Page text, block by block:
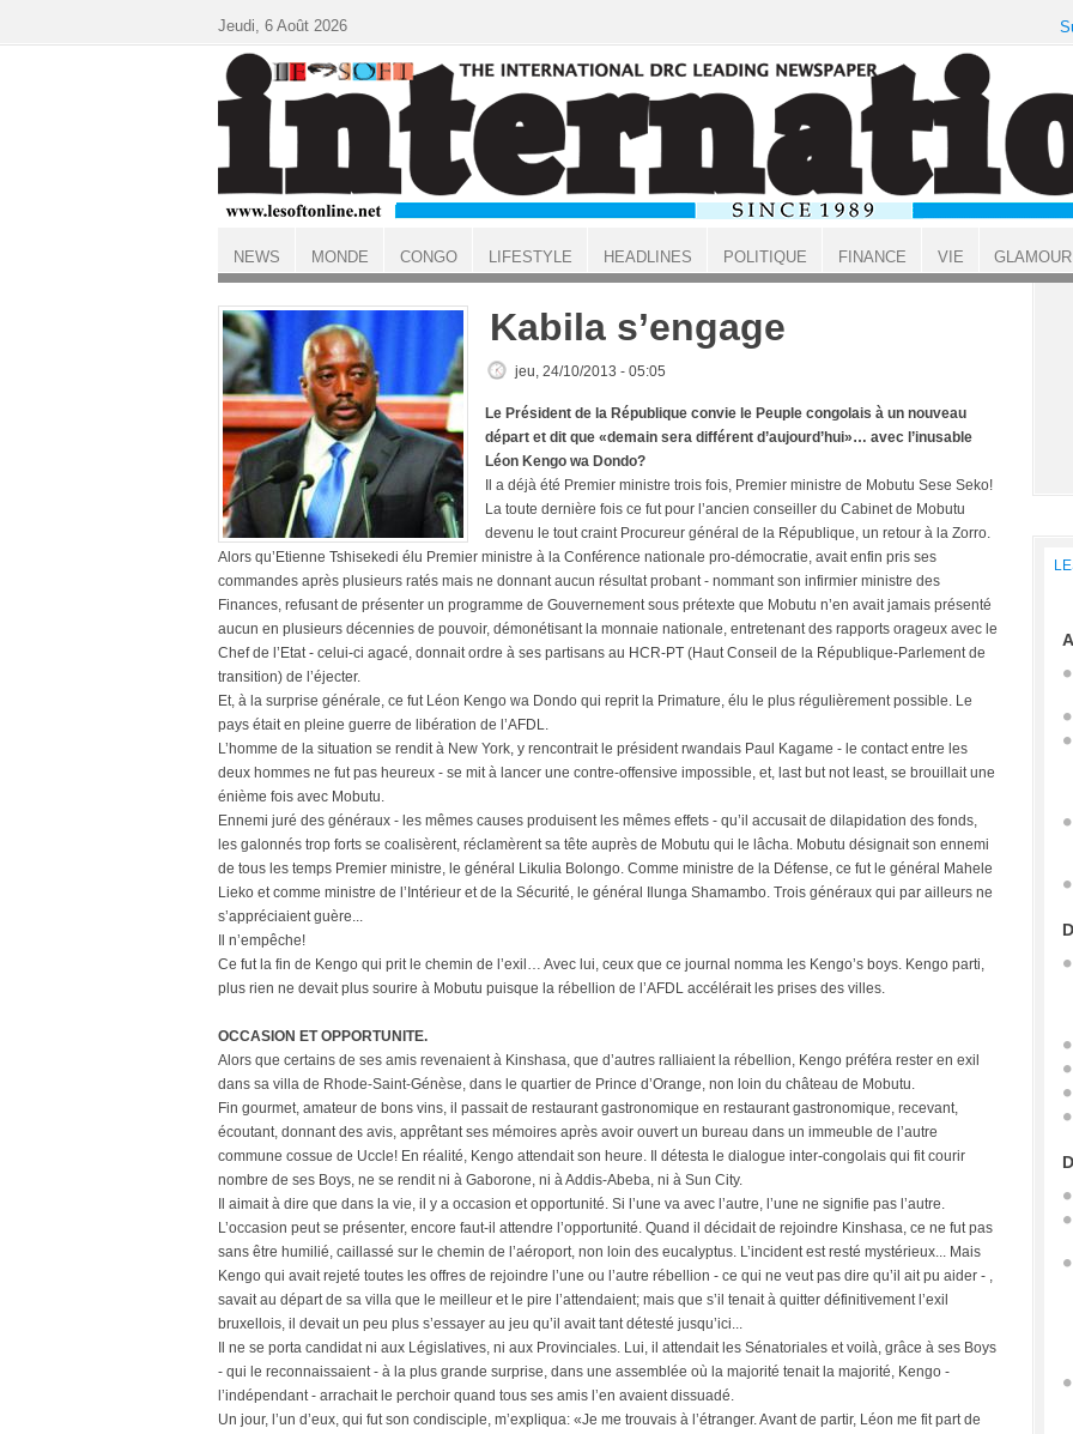
ACCUEIL
Kabila s’engage
jeu, 24/10/2013 - 05:05
Le Président de la République convie le Peuple congolais à un nouveau
départ et dit que «demain sera différent d’aujourd’hui»… avec l’inusable
Léon Kengo wa Dondo?
Il a déjà été Premier ministre trois fois, Premier ministre de Mobutu Sese Seko!
La toute dernière fois ce fut pour l’ancien conseiller du Cabinet de Mobutu
devenu le tout craint Procureur général de la République, un retour à la Zorro.
Alors qu’Etienne Tshisekedi élu Premier ministre à la Conférence nationale pro-démocratie, avait enfin pris ses
commandes après plusieurs ratés mais ne donnant aucun résultat probant - nommant son infirmier ministre des
Finances, refusant de présenter un programme de Gouvernement sous prétexte que Mobutu n’en avait jamais présenté
aucun en plusieurs décennies de pouvoir, démonétisant la monnaie nationale, entretenant des rapports orageux avec le
Chef de l’Etat - celui-ci agacé, donnait ordre à ses partisans au HCR-PT (Haut Conseil de la République-Parlement de
transition) de l’éjecter.
Et, à la surprise générale, ce fut Léon Kengo wa Dondo qui reprit la Primature, élu le plus régulièrement possible. Le
pays était en pleine guerre de libération de l’AFDL.
L’homme de la situation se rendit à New York, y rencontrait le président rwandais Paul Kagame - le contact entre les
deux hommes ne fut pas heureux - se mit à lancer une contre-offensive impossible, et, last but not least, se brouillait une
énième fois avec Mobutu.
Ennemi juré des généraux - les mêmes causes produisent les mêmes effets - qu’il accusait de dilapidation des fonds,
les galonnés trop forts se coalisèrent, réclamèrent sa tête auprès de Mobutu qui le lâcha. Mobutu désignait son ennemi
de tous les temps Premier ministre, le général Likulia Bolongo. Comme ministre de la Défense, ce fut le général Mahele
Lieko et comme ministre de l’Intérieur et de la Sécurité, le général Ilunga Shamambo. Trois généraux qui par ailleurs ne
s’appréciaient guère...
Il n’empêche!
Ce fut la fin de Kengo qui prit le chemin de l’exil… Avec lui, ceux que ce journal nomma les Kengo’s boys. Kengo parti,
plus rien ne devait plus sourire à Mobutu puisque la rébellion de l’AFDL accélérait les prises des villes.
OCCASION ET OPPORTUNITE.
Alors que certains de ses amis revenaient à Kinshasa, que d’autres ralliaient la rébellion, Kengo préféra rester en exil
dans sa villa de Rhode-Saint-Génèse, dans le quartier de Prince d’Orange, non loin du château de Mobutu.
Fin gourmet, amateur de bons vins, il passait de restaurant gastronomique en restaurant gastronomique, recevant,
écoutant, donnant des avis, apprêtant ses mémoires après avoir ouvert un bureau dans un immeuble de l’autre
commune cossue de Uccle! En réalité, Kengo attendait son heure. Il détesta le dialogue inter-congolais qui fit courir
nombre de ses Boys, ne se rendit ni à Gaborone, ni à Addis-Abeba, ni à Sun City.
Il aimait à dire que dans la vie, il y a occasion et opportunité. Si l’une va avec l’autre, l’une ne signifie pas l’autre.
L’occasion peut se présenter, encore faut-il attendre l’opportunité. Quand il décidait de rejoindre Kinshasa, ce ne fut pas
sans être humilié, caillassé sur le chemin de l’aéroport, non loin des eucalyptus. L’incident est resté mystérieux... Mais
Kengo qui avait rejeté toutes les offres de rejoindre l’une ou l’autre rébellion - ce qui ne veut pas dire qu’il ait pu aider - ,
savait au départ de sa villa que le meilleur et le pire l’attendaient; mais que s’il tenait à quitter définitivement l’exil
bruxellois, il devait un peu plus s’essayer au jeu qu’il avait tant détesté jusqu’ici...
Il ne se porta candidat ni aux Législatives, ni aux Provinciales. Lui, il attendait les Sénatoriales et voilà, grâce à ses Boys
- qui le reconnaissaient - à la plus grande surprise, dans une assemblée où la majorité tenait la majorité, Kengo -
l’indépendant - arrachait le perchoir quand tous ses amis l’en avaient dissuadé.
Un jour, l’un d’eux, qui fut son condisciple, m’expliqua: «Je me trouvais à l’étranger. Avant de partir, Léon me fit part de
Jeudi, 6 Août 2026
NEWS MONDE CONGO LIFESTYLE HEADLINES POLITIQUE FINANCE VIE GLAMOUR